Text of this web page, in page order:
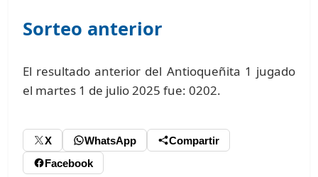
Sorteo anterior
El resultado anterior del Antioqueñita 1 jugado
el martes 1 de julio 2025 fue: 0202.
X WhatsApp
Compartir
Facebook